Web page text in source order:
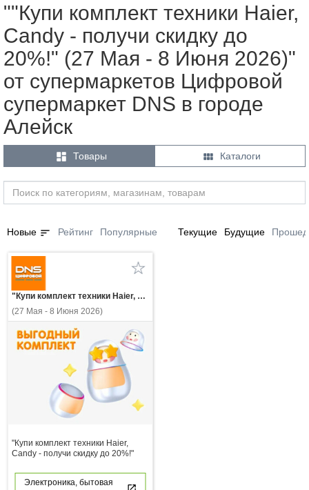
""Купи комплект техники Haier,
Candy - получи скидку до
20%!" (27 Мая - 8 Июня 2026)"
от супермаркетов Цифровой
супермаркет DNS в городе
Алейск
 Товары  Каталоги
Новые sort Рейтинг Популярные Текущие Будущие
"Купи комплект техники Haier, Candy - получи скидку до 20%!"
(27 Мая - 8 Июня 2026)
"Купи комплект техники Haier,
Candy - получи скидку до 20%!"
Электроника, бытовая